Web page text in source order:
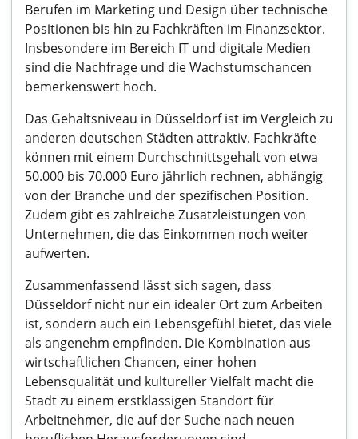
Berufen im Marketing und Design über technische
Positionen bis hin zu Fachkräften im Finanzsektor.
Insbesondere im Bereich IT und digitale Medien
sind die Nachfrage und die Wachstumschancen
bemerkenswert hoch.
Das Gehaltsniveau in Düsseldorf ist im Vergleich zu
anderen deutschen Städten attraktiv. Fachkräfte
können mit einem Durchschnittsgehalt von etwa
50.000 bis 70.000 Euro jährlich rechnen, abhängig
von der Branche und der spezifischen Position.
Zudem gibt es zahlreiche Zusatzleistungen von
Unternehmen, die das Einkommen noch weiter
aufwerten.
Zusammenfassend lässt sich sagen, dass
Düsseldorf nicht nur ein idealer Ort zum Arbeiten
ist, sondern auch ein Lebensgefühl bietet, das viele
als angenehm empfinden. Die Kombination aus
wirtschaftlichen Chancen, einer hohen
Lebensqualität und kultureller Vielfalt macht die
Stadt zu einem erstklassigen Standort für
Arbeitnehmer, die auf der Suche nach neuen